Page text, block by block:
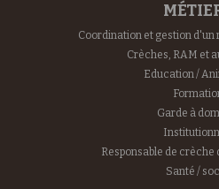
Coordination et gestion d'un
Crèches, RAM et
Education /
Garde à
Responsable de
Santé /